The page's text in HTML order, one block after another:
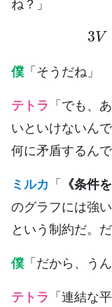
僕 「そうだね」
テトラ 「でも、
いといけないん
何に矛盾するんで
ミルカ 「 《条件
のグラフには強
という制約だ。
僕 「だから、う
テトラ 「連結な